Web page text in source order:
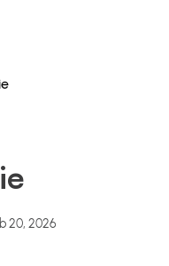
desde una única
campañas y TikTok Shop desde un solo
desde la aplicación.
20, 2026